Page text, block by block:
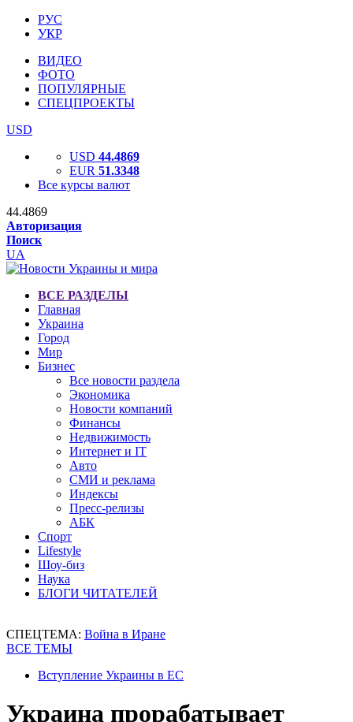
РУС
УКР
ВИДЕО
ФОТО
ПОПУЛЯРНЫЕ
СПЕЦПРОЕКТЫ
USD
USD 44.4869
EUR 51.3348
Все курсы валют
44.4869
Авторизация
Поиск
UA
ВСЕ РАЗДЕЛЫ
Главная
Украина
Город
Мир
Бизнес
Все новости раздела
Экономика
Новости компаний
Финансы
Недвижимость
Интернет и IT
Авто
СМИ и реклама
Индексы
Пресс-релизы
АБК
Спорт
Lifestyle
Шоу-биз
Наука
БЛОГИ ЧИТАТЕЛЕЙ
СПЕЦТЕМА: Война в Иране
ВСЕ ТЕМЫ
Вступление Украины в ЕС
Украина прорабатывает